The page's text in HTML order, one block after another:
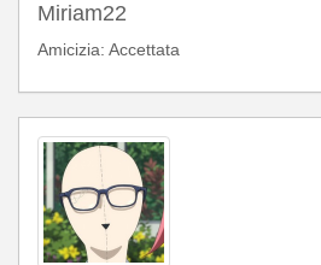
Miriam22
Amicizia: Accettata